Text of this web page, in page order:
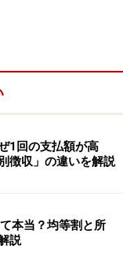
も支払ってい
間上限額の目安
れている資料を見
1回の支払額が高
徴収」の違いを解説
本当？均等割と所
説